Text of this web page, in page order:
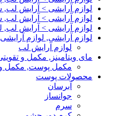
لوازم آرایشی > آرایش لب,
لوازم آرایشی > آرایش لب,
لوازم آرایشی > آرایش لب,
لوازم آرایشی, لوازم آرایشی
لوازم آرایش لب
مای ویتامینز, مکمل و
مکمل پوست, مکمل و
محصولات پوست
آبرسان
جوانساز
سرم